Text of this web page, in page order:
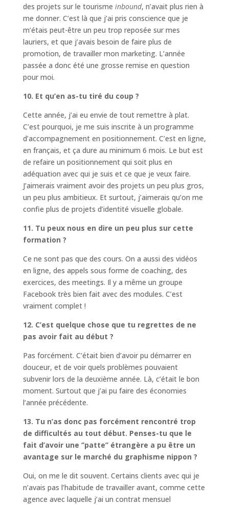
des projets sur le tourisme inbound, n’avait plus rien à
me donner. C’est là que j’ai pris conscience que je
m’étais peut-être un peu trop reposée sur mes
lauriers, et que j’avais besoin de faire plus de
promotion, de travailler mon marketing. L’année
passée a donc été une grosse remise en question
pour moi.
10. Et qu’en as-tu tiré du coup ?
Cette année, j’ai eu envie de tout remettre à plat.
C’est pourquoi, je me suis inscrite à un programme
d’accompagnement en positionnement. C’est en ligne,
en français, et ça dure au minimum 6 mois. Le but est
de refaire un positionnement qui soit plus en
adéquation avec qui je suis et ce que je veux faire.
J’aimerais vraiment avoir des projets un peu plus gros,
un peu plus ambitieux. Et surtout, j’aimerais qu’on me
confie plus de projets d’identité visuelle globale.
11. Tu peux nous en dire un peu plus sur cette
formation ?
Ce ne sont pas que des cours. On a aussi des vidéos
en ligne, des appels sous forme de coaching, des
exercices, des meetings. Il y a même un groupe
Facebook très bien fait avec des modules. C’est
vraiment complet !
12. C’est quelque chose que tu regrettes de ne
pas avoir fait au début ?
Pas forcément. C’était bien d’avoir pu démarrer en
douceur, et de voir quels problèmes pouvaient
subvenir lors de la deuxième année. Là, c’était le bon
moment. Surtout que j’ai pu faire des économies
l’année précédente.
13. Tu n’as donc pas forcément rencontré trop
de difficultés au tout début. Penses-tu que le
fait d’avoir une ‘’patte’’ étrangère a pu être un
avantage sur le marché du graphisme nippon ?
Oui, on me le dit souvent. Certains clients avec qui je
n’avais pas l’habitude de travailler avant, comme cette
agence avec laquelle j’ai un contrat mensuel